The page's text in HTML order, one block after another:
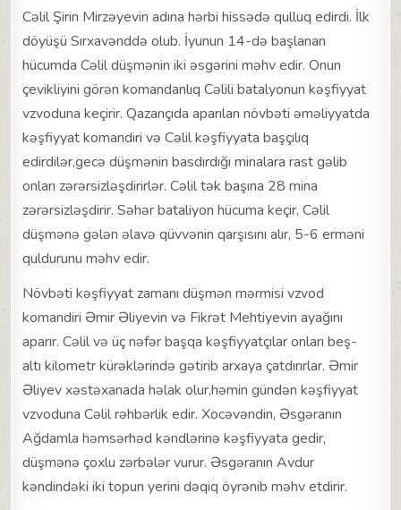
Cəlil Şirin Mirzəyevin adına hərbi hissədə qulluq edirdi. İlk
döyüşü Sırxavənddə olub. İyunun 14-də başlanan
hücumda Cəlil düşmənin iki əsgərini məhv edir. Onun
çevikliyini görən komandanlıq Cəlili batalyonun kəşfiyyat
vzvoduna keçirir. Qazançıda aparılan növbəti əməliyyatda
kəşfiyyat komandiri və Cəlil kəşfiyyata başçılıq
edirdilər,gecə düşmənin basdırdığı minalara rast gəlib
onları zərərsizləşdirirlər. Cəlil tək başına 28 mina
zərərsizləşdirir. Səhər bataliyon hücuma keçir, Cəlil
düşmənə gələn əlavə qüvvənin qarşısını alır, 5-6 erməni
quldurunu məhv edir.
Növbəti kəşfiyyat zamanı düşmən mərmisi vzvod
komandiri Əmir Əliyevin və Fikrət Mehtiyevin ayağını
aparır. Cəlil və üç nəfər başqa kəşfiyyatçılar onları beş-
altı kilometr kürəklərində gətirib arxaya çatdırırlar. Əmir
Əliyev xəstəxanada həlak olur,həmin gündən kəşfiyyat
vzvoduna Cəlil rəhbərlik edir. Xocəvəndin, Əsgəranın
Ağdamla həmsərhəd kəndlərinə kəşfiyyata gedir,
düşmənə çoxlu zərbələr vurur. Əsgəranın Avdur
kəndindəki iki topun yerini dəqiq öyrənib məhv etdirir.